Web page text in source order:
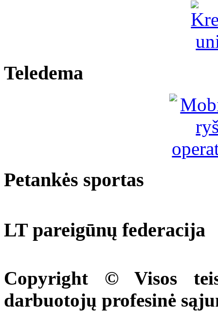
Teledema
Petankės sportas
LT pareigūnų federacija
Copyright © Visos
darbuotojų profesinė